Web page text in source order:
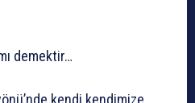
demektir…
kendi kendimize